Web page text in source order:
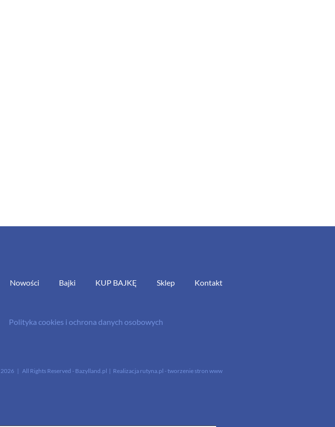
Nowości Bajki KUP BAJKĘ Sklep Kontakt
Polityka cookies i ochrona danych osobowych
2026 | All Rights Reserved - Bazylland.pl | Realizacja rutyna.pl - tworzenie stron www